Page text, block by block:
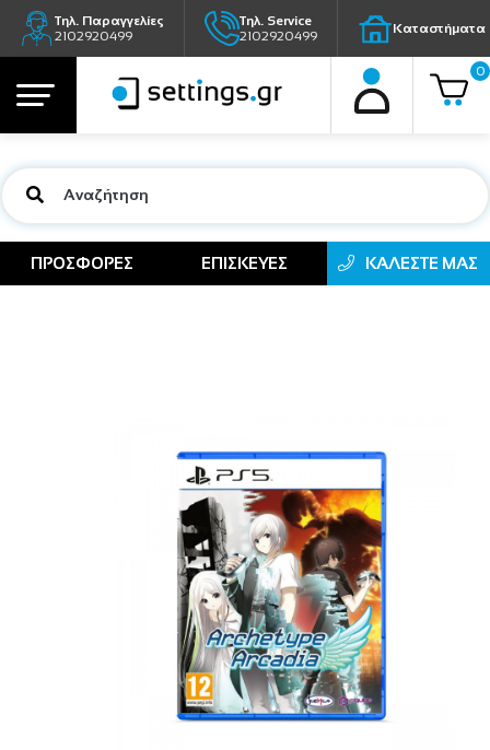
Τηλ. Παραγγελίες
2102920499
Τηλ. Service
2102920499
Καταστήματα
0
ΠΡΟΣΦΟΡΕΣ ΕΠΙΣΚΕΥΕΣ ΚΑΛΕΣΤΕ ΜΑΣ